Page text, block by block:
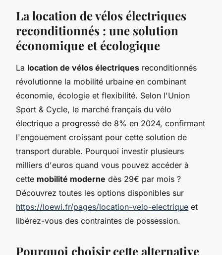
La location de vélos électriques
reconditionnés : une solution
économique et écologique
La location de vélos électriques reconditionnés
révolutionne la mobilité urbaine en combinant
économie, écologie et flexibilité. Selon l'Union
Sport & Cycle, le marché français du vélo
électrique a progressé de 8% en 2024, confirmant
l'engouement croissant pour cette solution de
transport durable. Pourquoi investir plusieurs
milliers d'euros quand vous pouvez accéder à
cette mobilité moderne dès 29€ par mois ?
Découvrez toutes les options disponibles sur
https://loewi.fr/pages/location-velo-electrique et
libérez-vous des contraintes de possession.
Pourquoi choisir cette alternative